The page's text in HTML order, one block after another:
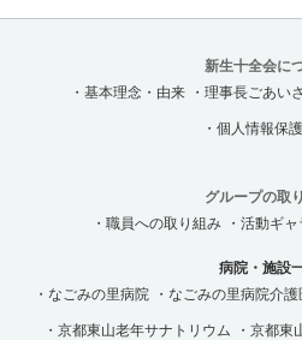
新生十全会に
・基本理念・由来
・理事長ごあい
・個人情報保
グループの取
・職員への取り組み
・活動ギ
病院・施設
・なごみの里病院
・なごみの里病院介
・京都東山老年サナトリウム
・京都東